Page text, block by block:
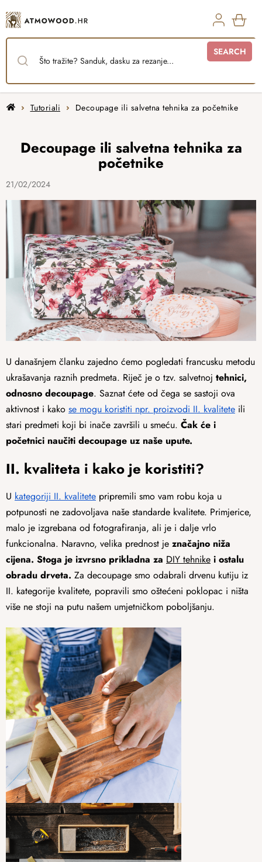
to
content
SEARCH
HomeTutoriali Decoupage ili salvetna tehnika za početnike
Decoupage ili salvetna tehnika za
početnike
21/02/2024
U današnjem članku zajedno ćemo pogledati francusku metodu
ukrašavanja raznih predmeta. Riječ je o tzv. salvetnoj tehnici,
odnosno decoupage. Saznat ćete od čega se sastoji ova
aktivnost i kako se mogu koristiti npr. proizvodi II. kvalitete ili
stari predmeti koji bi inače završili u smeću. Čak će i
početnici naučiti decoupage uz naše upute.
II. kvaliteta i kako je koristiti?
U kategoriji II. kvalitete pripremili smo vam robu koja u
potpunosti ne zadovoljava naše standarde kvalitete. Primjerice,
malo je izgrebana od fotografiranja, ali je i dalje vrlo
funkcionalna. Naravno, velika prednost je značajno niža
cijena. Stoga je izvrsno prikladna za DIY tehnike i ostalu
obradu drveta. Za decoupage smo odabrali drvenu kutiju iz
II. kategorije kvalitete, popravili smo oštećeni poklopac i ništa
više ne stoji na putu našem umjetničkom poboljšanju.